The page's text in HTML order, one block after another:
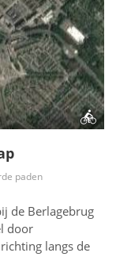
paden
de Berlagebrug
door
langs de